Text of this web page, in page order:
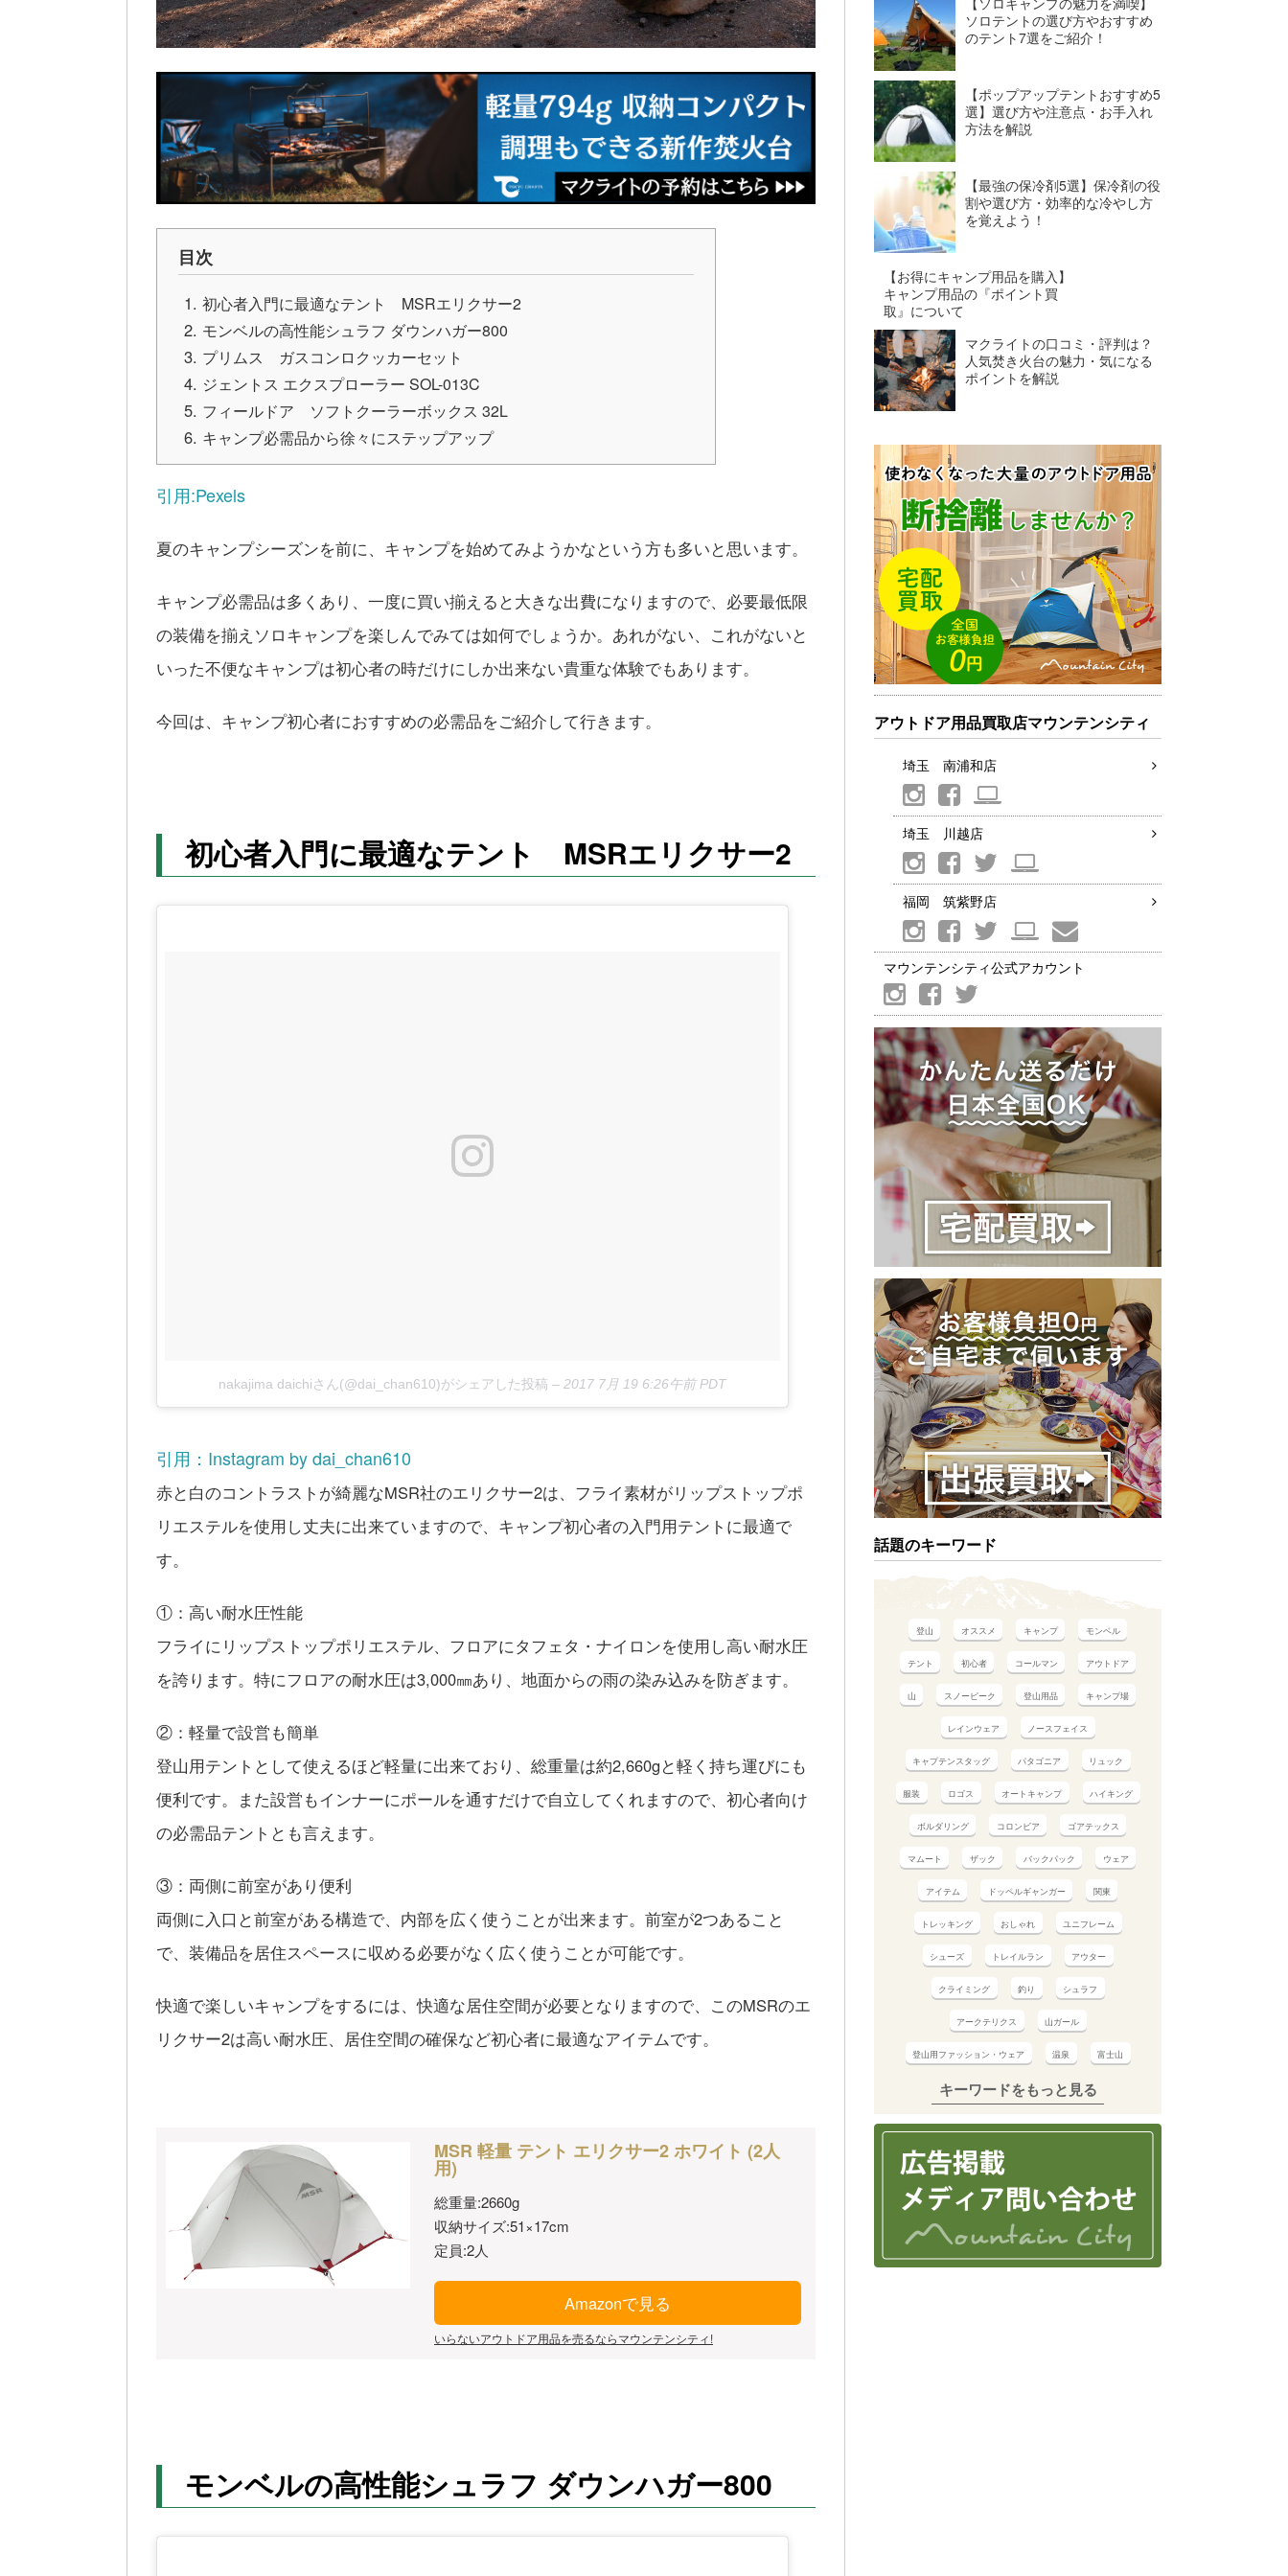
目次
初心者入門に最適なテント MSRエリクサー2
モンベルの高性能シュラフ ダウンハガー800
プリムス ガスコンロクッカーセット
ジェントス エクスプローラー SOL-013C
フィールドア ソフトクーラーボックス 32L
キャンプ必需品から徐々にステップアップ
引用:Pexels
夏のキャンプシーズンを前に、キャンプを始めてみようかなという方も多いと思います。
キャンプ必需品は多くあり、一度に買い揃えると大きな出費になりますので、必要最低限
の装備を揃えソロキャンプを楽しんでみては如何でしょうか。あれがない、これがないと
いった不便なキャンプは初心者の時だけにしか出来ない貴重な体験でもあります。
今回は、キャンプ初心者におすすめの必需品をご紹介して行きます。
初心者入門に最適なテント MSRエリクサー2
nakajima daichiさん(@dai_chan610)がシェアした投稿 – 2017 7月 19 6:26午前 PDT
引用：Instagram by dai_chan610
赤と白のコントラストが綺麗なMSR社のエリクサー2は、フライ素材がリップストップポ
リエステルを使用し丈夫に出来ていますので、キャンプ初心者の入門用テントに最適で
す。
①：高い耐水圧性能
フライにリップストップポリエステル、フロアにタフェタ・ナイロンを使用し高い耐水圧
を誇ります。特にフロアの耐水圧は3,000㎜あり、地面からの雨の染み込みを防ぎます。
②：軽量で設営も簡単
登山用テントとして使えるほど軽量に出来ており、総重量は約2,660gと軽く持ち運びにも
便利です。また設営もインナーにポールを通すだけで自立してくれますので、初心者向け
の必需品テントとも言えます。
③：両側に前室があり便利
両側に入口と前室がある構造で、内部を広く使うことが出来ます。前室が2つあること
で、装備品を居住スペースに収める必要がなく広く使うことが可能です。
快適で楽しいキャンプをするには、快適な居住空間が必要となりますので、このMSRのエ
リクサー2は高い耐水圧、居住空間の確保など初心者に最適なアイテムです。
MSR 軽量 テント エリクサー2 ホワイト (2人
用)
総重量:2660g
収納サイズ:51×17cm
定員:2人
Amazonで見る
いらないアウトドア用品を売るならマウンテンシティ!
モンベルの高性能シュラフ ダウンハガー800
ソロテントの選び方やおすすめ
のテント7選をご紹介！
【ポップアップテントおすすめ5
選】選び方や注意点・お手入れ
方法を解説
【最強の保冷剤5選】保冷剤の役
割や選び方・効率的な冷やし方
を覚えよう！
【お得にキャンプ用品を購入】
キャンプ用品の『ポイント買
取』について
マクライトの口コミ・評判は？
人気焚き火台の魅力・気になる
ポイントを解説
アウトドア用品買取店マウンテンシティ
埼玉 南浦和店
埼玉 川越店
福岡 筑紫野店
マウンテンシティ公式アカウント
話題のキーワード
登山 オススメ キャンプ モンベル
テント 初心者 コールマン アウトドア
山 スノーピーク 登山用品 キャンプ場
レインウェア ノースフェイス
キャプテンスタッグ パタゴニア リュック
服装 ロゴス オートキャンプ ハイキング
ボルダリング コロンビア ゴアテックス
マムート ザック バックパック ウェア
アイテム ドッペルギャンガー 関東
トレッキング おしゃれ ユニフレーム
シューズ トレイルラン アウター
クライミング 釣り シュラフ
アークテリクス 山ガール
登山用ファッション・ウェア 温泉 富士山
キーワードをもっと見る